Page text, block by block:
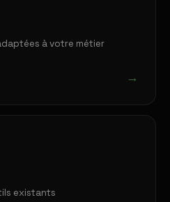
à votre métier
→
existants